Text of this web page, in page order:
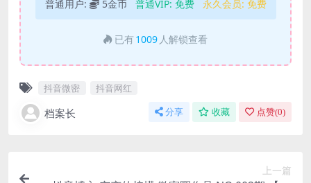
普通用户: 5金币 普通VIP: 免费 永久会员: 免费
已有 1009 人解锁查看
抖音微密 抖音网红
档案长 分享 收藏 点赞(0)
上一篇